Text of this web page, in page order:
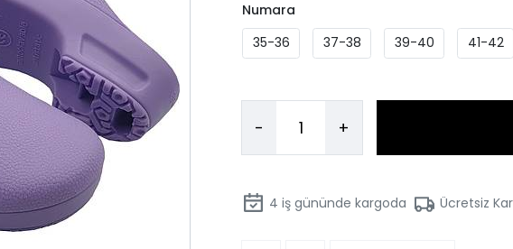
Numara
35-36
37-38 39-40 41-42
- +
4 iş gününde kargoda Ücretsiz